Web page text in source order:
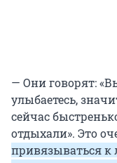
— Они говорят:
улыбаетесь,
сейчас
отдыхали». Это
привязываться к